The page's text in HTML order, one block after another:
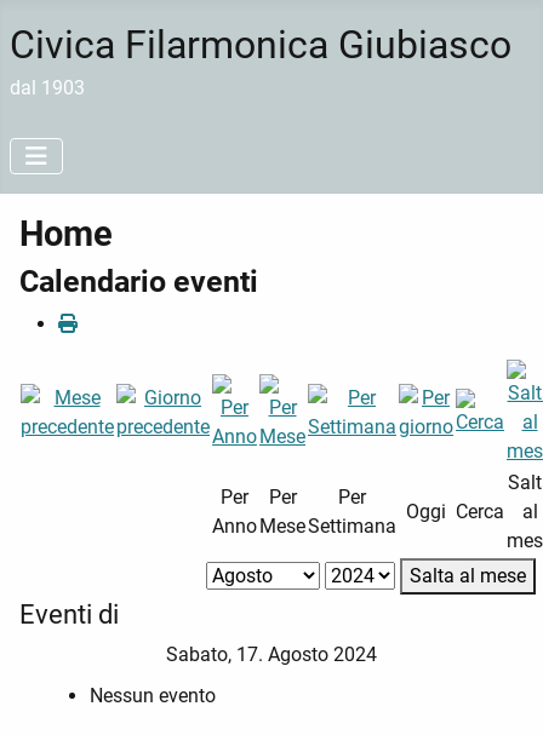
Civica Filarmonica Giubiasco
dal 1903
Home
Calendario eventi
Per
Anno
Per
Mese
Per
Settimana
Oggi Cerca
al
Salta al mese
Eventi di
Sabato, 17. Agosto 2024
Nessun evento